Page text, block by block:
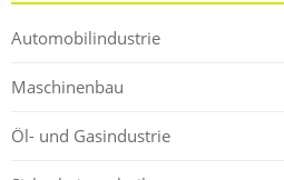
Automobilindustrie
Maschinenbau
Öl- und Gasindustrie